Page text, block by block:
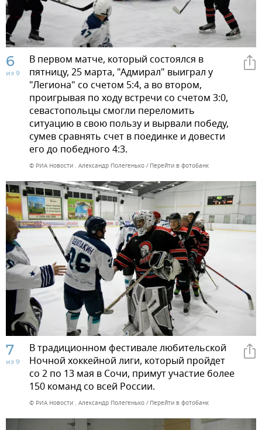
6
из 9
В первом матче, который состоялся в
пятницу, 25 марта, "Адмирал" выиграл у
"Легиона" со счетом 5:4, а во втором,
проигрывая по ходу встречи со счетом 3:0,
севастопольцы смогли переломить
ситуацию в свою пользу и вырвали победу,
сумев сравнять счет в поединке и довести
его до победного 4:3.
© РИА Новости . Александр Полегенько Перейти в фотобанк
7
из 9
В традиционном фестивале любительской
Ночной хоккейной лиги, который пройдет
со 2 по 13 мая в Сочи, примут участие более
150 команд со всей России.
© РИА Новости . Александр Полегенько Перейти в фотобанк